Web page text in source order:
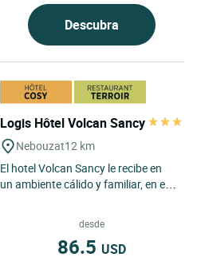
Descubra
Logis Hôtel Volcan Sancy
Nebouzat12 km
El hotel Volcan Sancy le recibe en
un ambiente cálido y familiar, en el
desde
86.5 USD